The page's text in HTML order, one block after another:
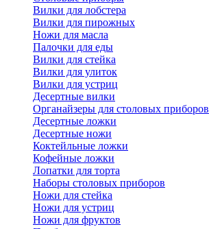
Вилки для лобстера
Вилки для пирожных
Ножи для масла
Палочки для еды
Вилки для стейка
Вилки для улиток
Вилки для устриц
Десертные вилки
Органайзеры для столовых приборов
Десертные ложки
Десертные ножи
Коктейльные ложки
Кофейные ложки
Лопатки для торта
Наборы столовых приборов
Ножи для стейка
Ножи для устриц
Ножи для фруктов